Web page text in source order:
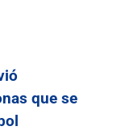
que se